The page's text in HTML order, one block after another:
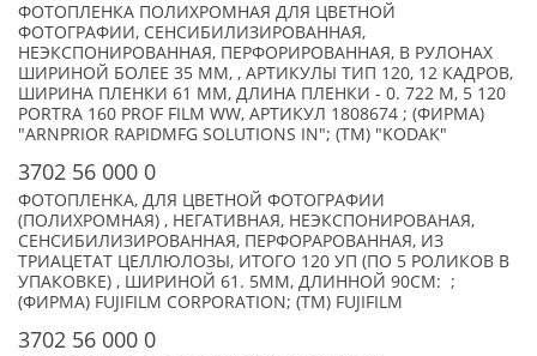
ФОТОПЛЕНКА ПОЛИХРОМНАЯ ДЛЯ ЦВЕТНОЙ
ФОТОГРАФИИ, СЕНСИБИЛИЗИРОВАННАЯ,
НЕЭКСПОНИРОВАННАЯ, ПЕРФОРИРОВАННАЯ, В РУЛОНАХ
ШИРИНОЙ БОЛЕЕ 35 ММ, , АРТИКУЛЫ ТИП 120, 12 КАДРОВ,
ШИРИНА ПЛЕНКИ 61 ММ, ДЛИНА ПЛЕНКИ - 0. 722 М, 5 120
PORTRA 160 PROF FILM WW, АРТИКУЛ 1808674 ; (ФИРМА)
"ARNPRIOR RAPIDMFG SOLUTIONS IN"; (TM) "KODAK"
3702 56 000 0
ФОТОПЛЕНКА, ДЛЯ ЦВЕТНОЙ ФОТОГРАФИИ
(ПОЛИХРОМНАЯ) , НЕГАТИВНАЯ, НЕЭКСПОНИРОВАНАЯ,
СЕНСИБИЛИЗИРОВАННАЯ, ПЕРФОРАРОВАННАЯ, ИЗ
ТРИАЦЕТАТ ЦЕЛЛЮЛОЗЫ, ИТОГО 120 УП (ПО 5 РОЛИКОВ В
УПАКОВКЕ) , ШИРИНОЙ 61. 5ММ, ДЛИННОЙ 90CМ: ;
(ФИРМА) FUJIFILM CORPORATION; (TM) FUJIFILM
3702 56 000 0